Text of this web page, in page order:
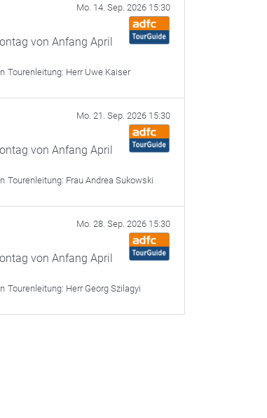
Mo. 14. Sep. 2026 15:30
von Anfang April
Tourenleitung: Herr Uwe Kaiser
Mo. 21. Sep. 2026 15:30
von Anfang April
Tourenleitung: Frau Andrea Sukowski
Mo. 28. Sep. 2026 15:30
von Anfang April
Tourenleitung: Herr Georg Szilagyi